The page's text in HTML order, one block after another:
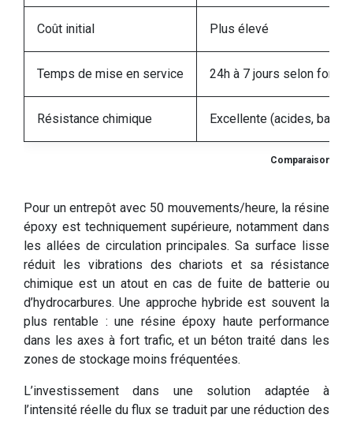
Comparaison
Coût initial Plus élevé
Temps de mise en service 24h à 7 jours selon
Résistance chimique Excellente (acides,
Pour un entrepôt avec 50 mouvements/heure, la résine
époxy est techniquement supérieure, notamment dans
les allées de circulation principales. Sa surface lisse
réduit les vibrations des chariots et sa résistance
chimique est un atout en cas de fuite de batterie ou
d’hydrocarbures. Une approche hybride est souvent la
plus rentable : une résine époxy haute performance
dans les axes à fort trafic, et un béton traité dans les
zones de stockage moins fréquentées.
L’investissement dans une solution adaptée à
l’intensité réelle du flux se traduit par une réduction des